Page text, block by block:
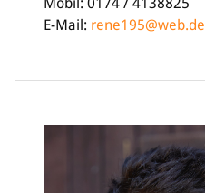
E-Mail: rene195@web.de